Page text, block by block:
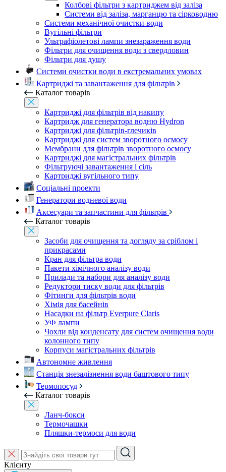
Колбові фільтри з картриджем від заліза
Системи від заліза, марганцю та сірководню
Системи механічної очистки води
Вугільні фільтри
Ультрафіолетові лампи знезараження води
Фільтри для очищення води з свердловин
Фільтри для душу
Системи очистки води в екстремальних умовах
Картриджі та завантаження для фільтрів
Каталог товарів
Картриджі для фільтрів від накипу
Картридж для генератора водню Hydron
Картриджі для фільтрів-глечиків
Картриджі для систем зворотного осмосу
Мембрани для фільтрів зворотного осмосу
Картриджі для магістральних фільтрів
Фільтруючі завантаження і сіль
Картриджі вугільного типу
Соціальні проекти
Генератори водневої води
Аксесуари та запчастини для фільтрів
Каталог товарів
Засоби для очищення та догляду за сріблом і
прикрасами
Кран для фільтра води
Пакети хімічного аналізу води
Прилади та набори для аналізу води
Редуктори тиску води для фільтрів
Фітинги для фільтрів води
Хімія для басейнів
Насадки на фільтр Everpure Claris
УФ лампи
Чохли від конденсату для систем очищення води
колонного типу
Корпуси магістральних фільтрів
Автономне живлення
Станція знезалізнення води баштового типу
Термопосуд
Каталог товарів
Ланч-бокси
Термочашки
Пляшки-термоси для води
Клієнту